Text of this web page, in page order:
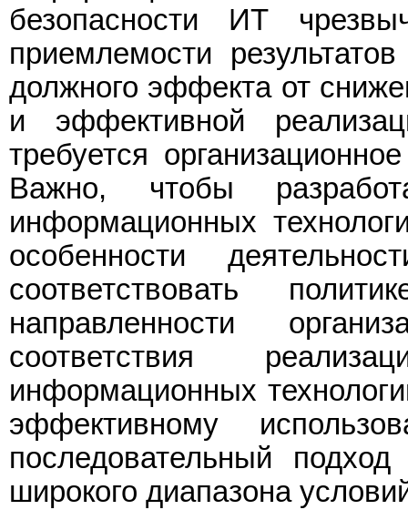
безопасности ИТ
приемлемости
должного эффекта от
и эффективной
требуется
Важно, чтобы
информационных
особенности
соответствовать
направленности
соответствия
информационных
эффективному
последовательный
широкого диапазона